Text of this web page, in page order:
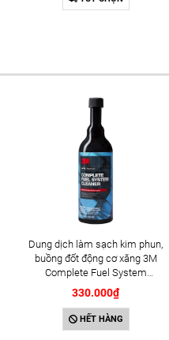
Dung dịch làm sạch kim phun,
buồng đốt động cơ xăng 3M
Complete Fuel System
Cleaner 473ml (08813)
330.000₫
HẾT HÀNG